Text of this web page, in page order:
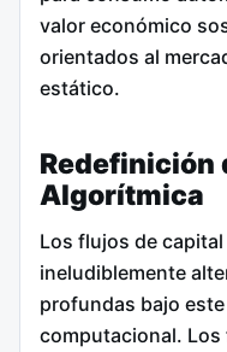
valor económico
orientados al
estático.
Redefinición
Algorítmica
Los flujos de
ineludiblemente
profundas bajo
computacional.